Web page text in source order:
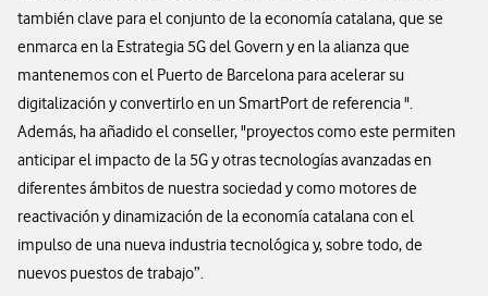
también clave para el conjunto de la economía catalana, que se
enmarca en la Estrategia 5G del Govern y en la alianza que
mantenemos con el Puerto de Barcelona para acelerar su
digitalización y convertirlo en un SmartPort de referencia ".
Además, ha añadido el conseller, "proyectos como este permiten
anticipar el impacto de la 5G y otras tecnologías avanzadas en
diferentes ámbitos de nuestra sociedad y como motores de
reactivación y dinamización de la economía catalana con el
impulso de una nueva industria tecnológica y, sobre todo, de
nuevos puestos de trabajo”.